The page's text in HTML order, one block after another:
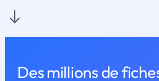
Des millions de